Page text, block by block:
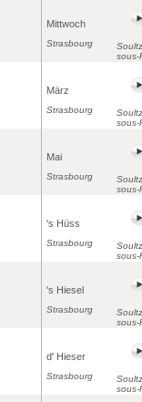
Mittwoch
Strasbourg
sous-
März
Strasbourg
sous-
Mai
Strasbourg
sous-
's Hüss
Strasbourg
sous-
's Hiesel
Strasbourg
sous-
d' Hieser
Strasbourg
sous-